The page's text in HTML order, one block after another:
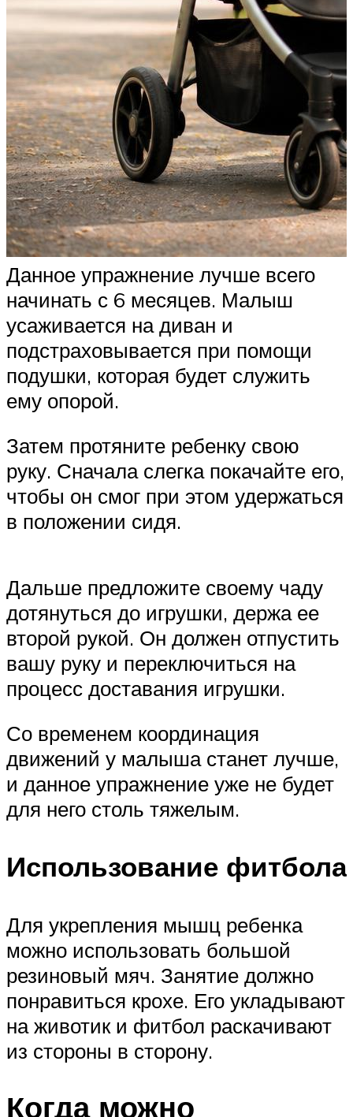
Данное упражнение лучше всего
начинать с 6 месяцев. Малыш
усаживается на диван и
подстраховывается при помощи
подушки, которая будет служить
ему опорой.
Затем протяните ребенку свою
руку. Сначала слегка покачайте его,
чтобы он смог при этом удержаться
в положении сидя.
Дальше предложите своему чаду
дотянуться до игрушки, держа ее
второй рукой. Он должен отпустить
вашу руку и переключиться на
процесс доставания игрушки.
Со временем координация
движений у малыша станет лучше,
и данное упражнение уже не будет
для него столь тяжелым.
Использование фитбола
Для укрепления мышц ребенка
можно использовать большой
резиновый мяч. Занятие должно
понравиться крохе. Его укладывают
на животик и фитбол раскачивают
из стороны в сторону.
Когда можно